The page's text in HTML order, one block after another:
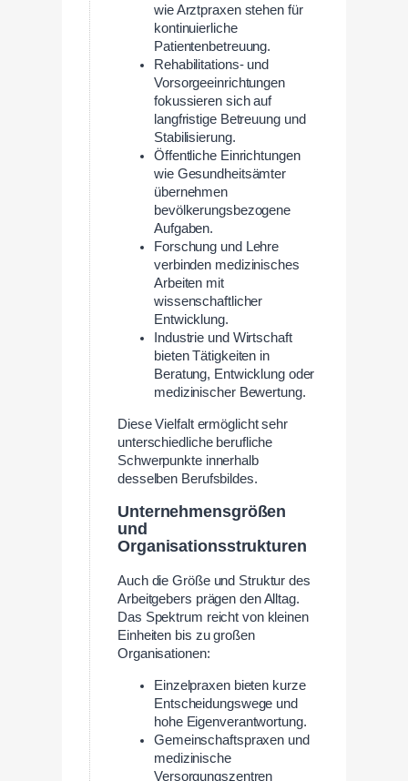
wie Arztpraxen stehen für
kontinuierliche
Patientenbetreuung.
Rehabilitations- und
Vorsorgeeinrichtungen
fokussieren sich auf
langfristige Betreuung und
Stabilisierung.
Öffentliche Einrichtungen
wie Gesundheitsämter
übernehmen
bevölkerungsbezogene
Aufgaben.
Forschung und Lehre
verbinden medizinisches
Arbeiten mit
wissenschaftlicher
Entwicklung.
Industrie und Wirtschaft
bieten Tätigkeiten in
Beratung, Entwicklung oder
medizinischer Bewertung.
Diese Vielfalt ermöglicht sehr
unterschiedliche berufliche
Schwerpunkte innerhalb
desselben Berufsbildes.
Unternehmensgrößen
und
Organisationsstrukturen
Auch die Größe und Struktur des
Arbeitgebers prägen den Alltag.
Das Spektrum reicht von kleinen
Einheiten bis zu großen
Organisationen:
Einzelpraxen bieten kurze
Entscheidungswege und
hohe Eigenverantwortung.
Gemeinschaftspraxen und
medizinische
Versorgungszentren